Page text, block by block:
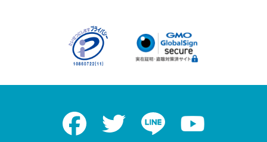
Facebook Twitter LINE